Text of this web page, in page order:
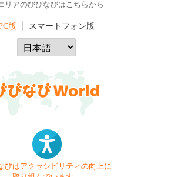
リアのびびなびはこちらから
版 スマートフォン版
びはアクセシビリティの向上に